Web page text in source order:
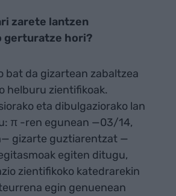
zarete lantzen
gerturatze hori?
bat da gizartean zabaltzea
helburu zientifikoak.
eta dibulgaziorako lan
π -ren egunean —03/14,
gizarte guztiarentzat —
egiten ditugu,
zientifikoko katedrarekin
egin genuenean